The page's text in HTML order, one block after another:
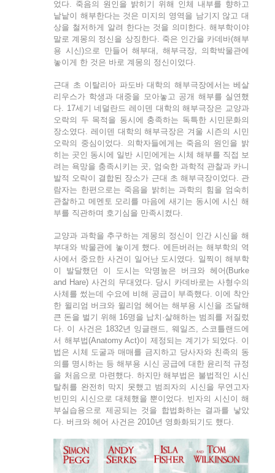
었다. 죽음의 원인을 밝히기 위해 인체 내부를 향하고
낱낱이 해부한다는 것은 미지의 영역을 남기지 않고 대
상을 철저하게 알려 한다는 것을 의미한다. 해부학이야
말로 계몽의 정신을 상징한다. 죽은 인간을 카데바(해부
용 시신)으로 만들어 해부대, 해부극장, 의학박물관에
놓이게 한 것은 바로 계몽의 정신이었다.
근대 초 이탈리아 파도바 대학의 해부극장에서는 베살
리우스가 학생과 대중을 모아놓고 공개 해부를 실연했
다. 17세기 네덜란드 레이덴 대학의 해부극장은 교양과
오락의 두 목적을 동시에 충족하는 독특한 시민문화의
장소였다. 레이덴 대학의 해부극장은 겨울 시즌의 시민
오락의 중심이었다. 의학자들에게는 죽음의 원인을 밝
히는 곳인 동시에 일반 시민에게는 시체 해부를 직접 보
려는 욕망을 충족시키는 곳, 엄숙한 과학적 관찰과 카니
발적 오락이 결합된 장소가 근대 초 해부극장이었다. 관
람자는 한편으로는 죽음을 밝히는 과학의 힘을 엄숙히
관찰하고 메멘토 모리를 마음에 새기는 동시에 시신 해
부를 직관하며 호기심을 만족시켰다.
교양과 과학을 추구하는 계몽의 정신이 인간 시신을 해
부대와 박물관에 놓이게 했다. 에든버러는 해부학의 역
사에서 중요한 사건이 일어난 도시였다. 일찍이 해부학
이 발달했던 이 도시는 악명높은 버크와 헤어(Burke
and Hare) 사건의 무대였다. 당시 카데바로는 사형수의
사체를 썼는데 수요에 비해 공급이 부족했다. 이에 착안
한 윌리엄 버크와 윌리엄 헤어는 해부용 시신을 조달해
큰 돈을 벌기 위해 16명을 납치·살해하는 범죄를 저질렀
다. 이 사건은 1832년 잉글랜드, 웨일즈, 스코틀랜드에
서 해부법(Anatomy Act)이 제정되는 계기가 되었다. 이
법은 시체 도굴과 매매를 금지하고 당사자와 친족의 동
의를 명시하는 등 해부용 시신 공급에 대한 윤리적 규정
을 처음으로 마련했다. 하지만 해부법은 불법적인 시신
탈취를 완전히 막지 못했고 범죄자의 시신을 무연고자
빈민의 시신으로 대체했을 뿐이었다. 빈자의 시신이 해
부실습용으로 제공되는 것을 합법화하는 결과를 낳았
다. 버크와 헤어 사건은 2010년 영화화되기도 했다.